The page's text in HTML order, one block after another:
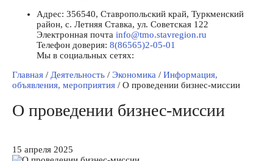
Адрес: 356540, Ставропольский край, Туркменский
район, с. Летняя Ставка, ул. Советская 122
Электронная почта info@tmo.stavregion.ru
Телефон доверия: 8(86565)2-05-01
Мы в социальных сетях:
Главная / Деятельность / Экономика / Информация,
объявления, мероприятия / О проведении бизнес-миссии
О проведении бизнес-миссии
15 апреля 2025